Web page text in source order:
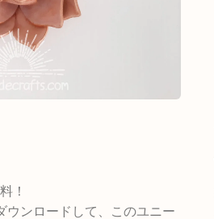
！
ウンロードして、このユニー